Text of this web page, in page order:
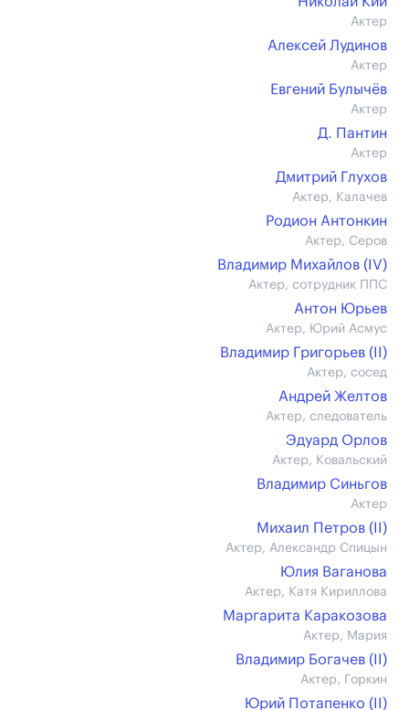
Актер
Алексей Лудинов
Актер
Евгений Булычёв
Актер
Д. Пантин
Актер
Дмитрий Глухов
Актер, Калачев
Родион Антонкин
Актер, Серов
Владимир Михайлов (IV)
Актер, сотрудник ППС
Антон Юрьев
Актер, Юрий Асмус
Владимир Григорьев (II)
Актер, сосед
Андрей Желтов
Актер, следователь
Эдуард Орлов
Актер, Ковальский
Владимир Синьгов
Актер
Михаил Петров (II)
Актер, Александр Спицын
Юлия Ваганова
Актер, Катя Кириллова
Маргарита Каракозова
Актер, Мария
Владимир Богачев (II)
Актер, Горкин
Юрий Потапенко (II)